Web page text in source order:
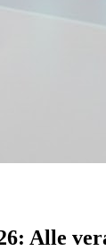
Alle